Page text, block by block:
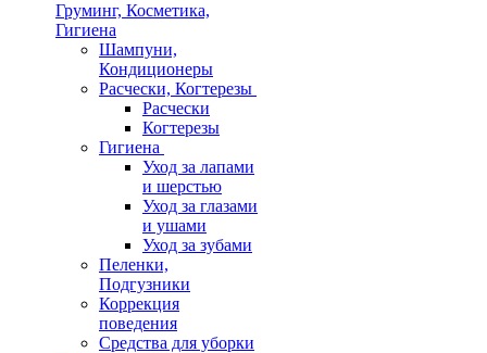
Груминг, Косметика,
Гигиена
Шампуни,
Кондиционеры
Расчески, Когтерезы
Расчески
Когтерезы
Гигиена
Уход за лапами
и шерстью
Уход за глазами
и ушами
Уход за зубами
Пеленки,
Подгузники
Коррекция
поведения
Средства для уборки